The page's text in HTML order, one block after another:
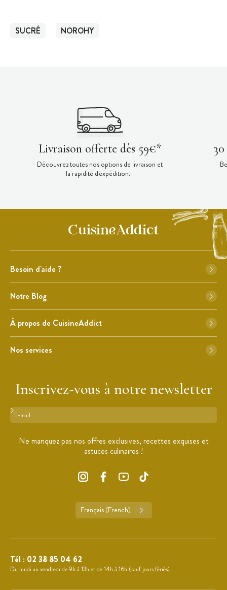
SUCRÉ NOROHY
Livraison offerte dès 59€*
Découvrez toutes nos options de livraison et
la rapidité d'expédition.
Besoin d'aide ?
Notre Blog
À propos de CuisineAddict
Nos services
Inscrivez-vous à notre newsletter
Format : adresse@email.com
Ne manquez pas nos offres exclusives, recettes exquises et
astuces culinaires !
Français (French)
Tél : 02 38 85 04 62
Du lundi au vendredi de 9h à 13h et de 14h à 16h (sauf jours fériés).